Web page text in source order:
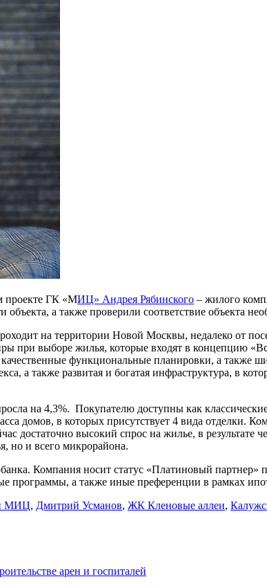
проекте ГК «МИЦ» Андрея Рябинского – жилого
а также проверили соответствие объекта
на территории Новой Москвы, недалеко от
при выборе жилья, которые входят в концепцию
функциональные планировки, а также
а также развитая и богатая инфраструктура, в
на 4,3%. Покупателю доступны как
домов, в которых присутствует 4 вида отделки.
высокий спрос на жилье, в результате
но и всего микрорайона.
Компания носит статус «Платиновый партнер»
а также иные преференции в рамках
МИЦ, Дмитрий Усманов, ЖК Кленовые аллеи,
арен и госпиталей